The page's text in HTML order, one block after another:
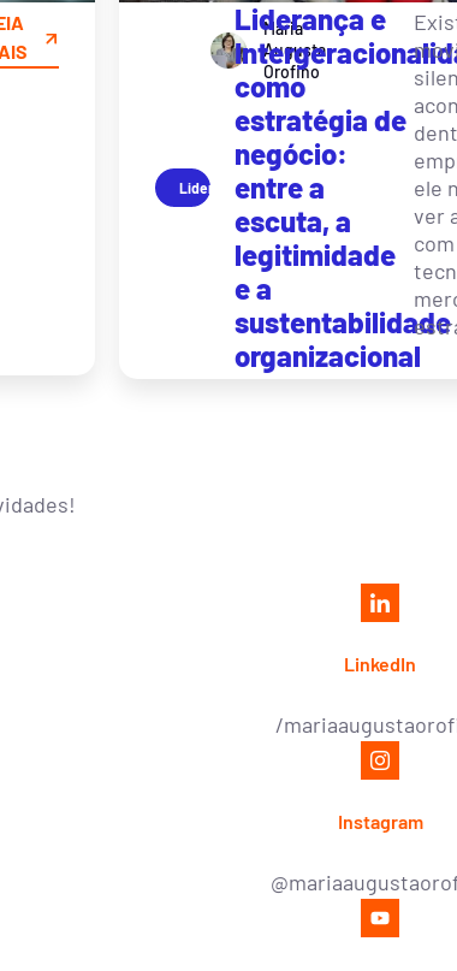
Liderança
Maria
Augusta
Orofino
Liderança e
como
estratégia de
negócio:
entre a
escuta, a
legitimidade
e a
sustentabilidade
organizacional
ele
ver
com
LinkedIn
/
Instagram